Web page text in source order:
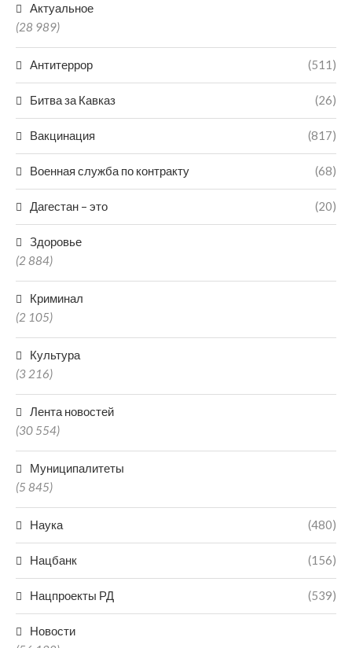
Актуальное
(28 989)
Антитеррор (511)
Битва за Кавказ (26)
Вакцинация (817)
Военная служба по контракту (68)
Дагестан – это (20)
Здоровье
(2 884)
Криминал
(2 105)
Культура
(3 216)
Лента новостей
(30 554)
Муниципалитеты
(5 845)
Наука (480)
Нацбанк (156)
Нацпроекты РД (539)
Новости